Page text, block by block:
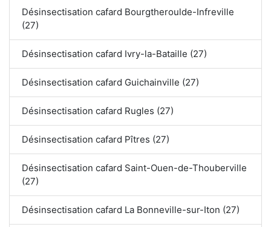
Désinsectisation cafard Bourgtheroulde-Infreville
(27)
Désinsectisation cafard Ivry-la-Bataille (27)
Désinsectisation cafard Guichainville (27)
Désinsectisation cafard Rugles (27)
Désinsectisation cafard Pîtres (27)
Désinsectisation cafard Saint-Ouen-de-Thouberville
(27)
Désinsectisation cafard La Bonneville-sur-Iton (27)